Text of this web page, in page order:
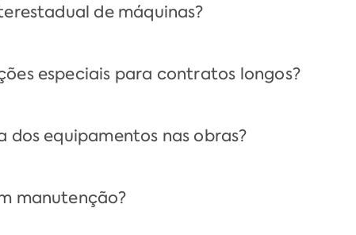
de máquinas?
especiais para contratos longos?
dos equipamentos nas obras?
manutenção?